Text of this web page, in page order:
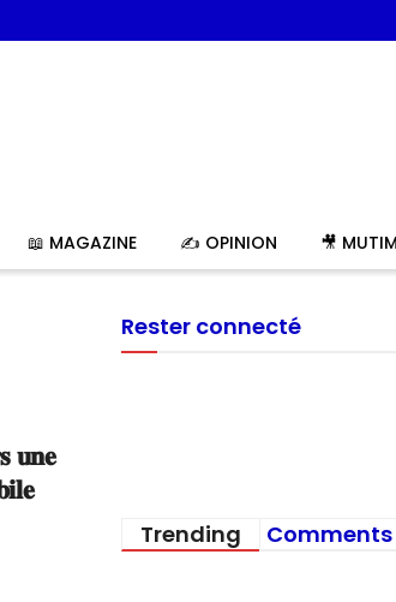
📖 MAGAZINE ✍️ OPINION 🎥
𝐮𝐧𝐞
Rester connecté
Trending Comments